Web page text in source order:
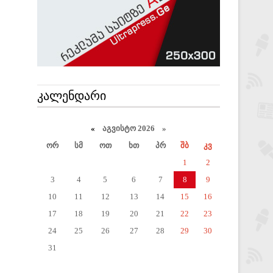
ᲙᲐᲚᲔᲜᲓᲐᲠᲘ
« აგვისტო 2026 »
ორ
სმ ოთ ხთ პრ შბ
კვ
1
2
3
4 5 6 7 8
9
10
11 12 13 14 15
16
17
18 19 20 21 22
23
24
25 26 27 28 29
30
31